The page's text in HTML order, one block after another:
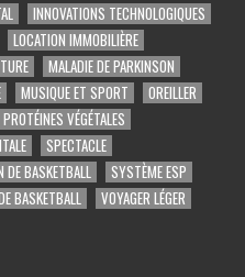
INNOVATIONS TECHNOLOGIQUES
LOCATION IMMOBILIÈRE
MALADIE DE PARKINSON
MUSIQUE ET SPORT
OREILLER
PROTÉINES VÉGÉTALES
SPECTACLE
DE BASKETBALL
SYSTÈME ESP
BASKETBALL VOYAGER LÉGER